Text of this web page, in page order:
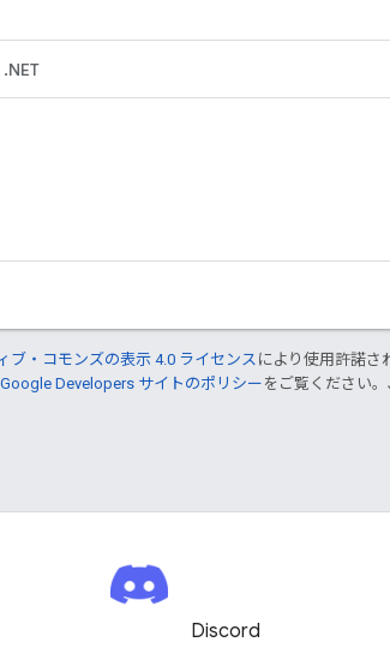
.NET
ブ・コモンズの表示 4.0 ライセンス により使用許諾さ
Google Developers サイトのポリシー をご覧ください
Discord